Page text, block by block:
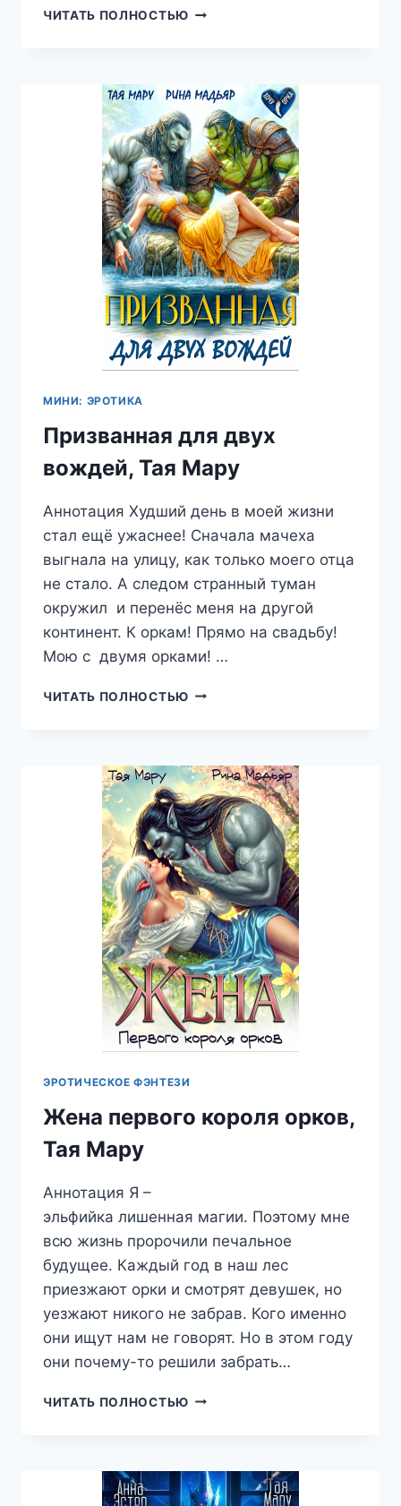
ЧИТАТЬ ПОЛНОСТЬЮ СПАСИТЕЛЬ
ТАЯ
МАРУ
МИНИ: ЭРОТИКА
Призванная для двух
вождей, Тая Мару
Аннотация Худший день в моей жизни
стал ещё ужаснее! Сначала мачеха
выгнала на улицу, как только моего отца
не стало. А следом странный туман
окружил и перенёс меня на другой
континент. К оркам! Прямо на свадьбу!
Мою с двумя орками! …
ЧИТАТЬ ПОЛНОСТЬЮ ПРИЗВАННАЯ
ТАЯ
МАРУ
ЭРОТИЧЕСКОЕ ФЭНТЕЗИ
Жена первого короля орков,
Тая Мару
Аннотация Я –
эльфийка лишенная магии. Поэтому мне
всю жизнь пророчили печальное
будущее. Каждый год в наш лес
приезжают орки и смотрят девушек, но
уезжают никого не забрав. Кого именно
они ищут нам не говорят. Но в этом году
они почему-то решили забрать…
ЧИТАТЬ ПОЛНОСТЬЮ ЖЕНА
ТАЯ
МАРУ